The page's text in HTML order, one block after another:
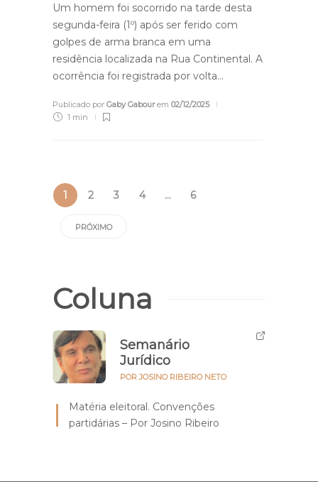
Um homem foi socorrido na tarde desta
segunda-feira (1º) após ser ferido com
golpes de arma branca em uma
residência localizada na Rua Continental. A
ocorrência foi registrada por volta…
Publicado por Gaby Gabourem 02/12/2025
1 min
1 2 3 4 … 6
PRÓXIMO
Coluna
Semanário
Jurídico
POR JOSINO RIBEIRO NETO
Matéria eleitoral. Convenções
partidárias – Por Josino Ribeiro